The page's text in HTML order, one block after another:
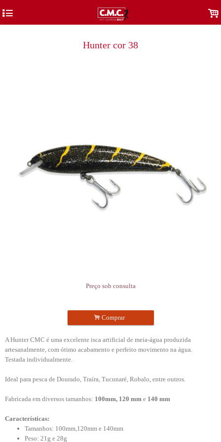
4 .
Hunter cor 38
Preço sob consulta
. Comprar
A Hunter CMC é uma excelente isca artificial de meia-água produzida
artesanalmente, com ótimo acabamento e perfeito movimento na água.
Testada individualmente.
Ideal para pesca de Dourado, Traíra, Tucunaré, Robalo, entre outros.
Fabricada em diversos tamanhos: 100mm, 120 mm e 140 mm
Características:
Tamanhos: 100mm,120mm e 140mm
Peso: 21g e 28g